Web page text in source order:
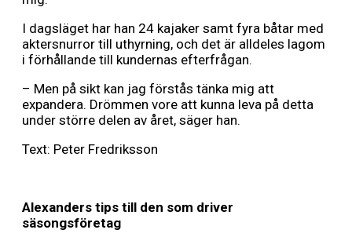
I dagsläget har han 24 kajaker samt fyra båtar med
aktersnurror till uthyrning, och det är alldeles lagom
i förhållande till kundernas efterfrågan.
– Men på sikt kan jag förstås tänka mig att
expandera. Drömmen vore att kunna leva på detta
under större delen av året, säger han.
Text: Peter Fredriksson
Alexanders tips till den som driver
säsongsföretag